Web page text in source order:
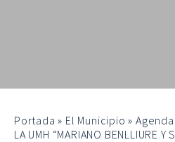
Portada » El Municipio »Agenda
LA UMH “MARIANO BENLLIURE Y